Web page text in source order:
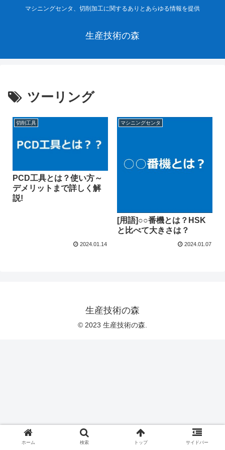
マシニングセンタ、切削加工に関するありとあらゆる情報を提供
生産技術の森
ツーリング
切削工具
PCD工具とは？使い方～
デメリットまで詳しく解
説!
2024.01.14
マシニングセンタ
[用語]○○番機とは？HSK
と比べて大きさは？
2024.01.07
生産技術の森
© 2023 生産技術の森.
ホーム 検索 トップ サイドバー